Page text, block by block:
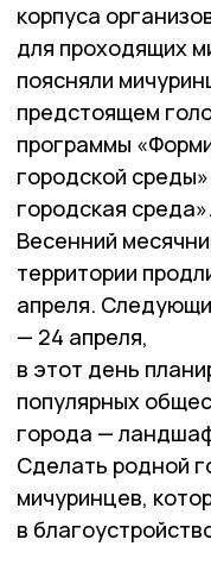
корпуса
для проходящих
поясняли
предстоящем
программы
городской
городская среда».
Весенний
территории
апреля.
— 24 апреля,
в этот день
популярных
города —
Сделать родной
мичуринцев,
в